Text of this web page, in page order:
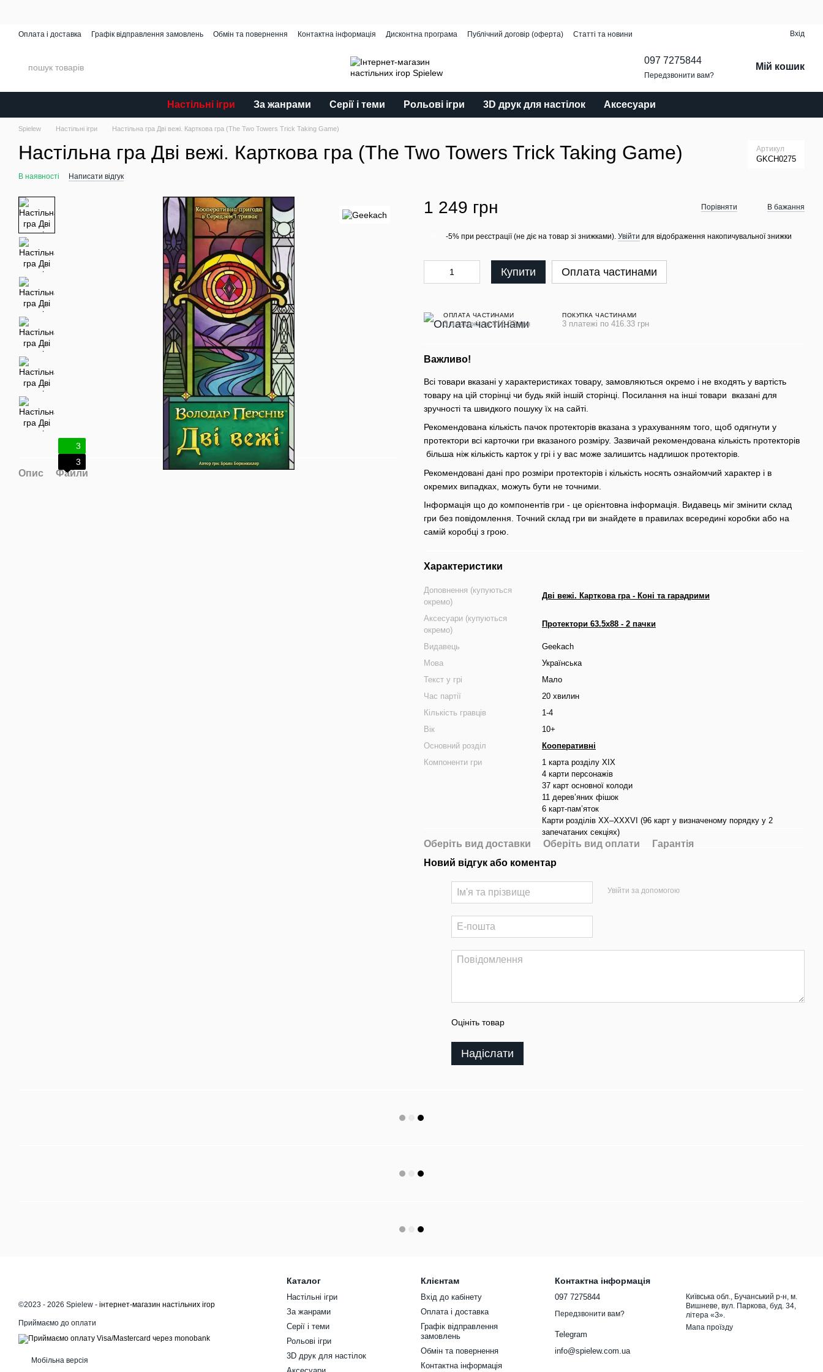
Оплата і доставка Графік відправлення замовлень Обмін та повернення Контактна інформація Дисконтна програма Публічний договір (оферта)
Статті та новини
Вхід
097 7275844
Передзвонити вам?
Мій кошик
Настільні ігри За жанрами Серії і теми Рольові ігри 3D друк для настілок Аксесуари
Spielew Настільні ігри Настільна гра Дві вежі. Карткова гра (The Two Towers Trick Taking Game)
Настільна гра Дві вежі. Карткова гра (The Two Towers Trick Taking Game) Артикул
GKCH0275
В наявності Написати відгук
3
3
Опис Файли
1 249 грн Порівняти В бажання
-5% при реєстрації (не діє на товар зі знижками). Увійти для відображення накопичувальної знижки
Купити Оплата частинами
ОПЛАТА ЧАСТИНАМИ
3 платежі по 416.33 грн
ПОКУПКА ЧАСТИНАМИ
3 платежі по 416.33 грн
Важливо!
Всі товари вказані у характеристиках товару, замовляються окремо і не входять у вартість
товару на цій сторінці чи будь якій іншій сторінці. Посилання на інші товари вказані для
зручності та швидкого пошуку їх на сайті.
Рекомендована кількість пачок протекторів вказана з урахуванням того, щоб одягнути у
протектори всі карточки гри вказаного розміру. Зазвичай рекомендована кількість протекторів
більша ніж кількість карток у грі і у вас може залишитсь надлишок протекторів.
Рекомендовані дані про розміри протекторів і кількість носять ознайомчий характер і в
окремих випадках, можуть бути не точними.
Інформація що до компонентів гри - це орієнтовна інформація. Видавець міг змінити склад
гри без повідомлення. Точний склад гри ви знайдете в правилах всередині коробки або на
самій коробці з грою.
Характеристики
Доповнення (купуються
окремо)
Дві вежі. Карткова гра - Коні та гарадрими
Аксесуари (купуються
окремо)
Протектори 63.5x88 - 2 пачки
Видавець
Geekach
Мова
Українська
Текст у грі
Мало
Час партії
20 хвилин
Кількість гравців
1-4
Вік
10+
Основний розділ
Кооперативні
Компоненти гри
1 карта розділу ХІХ
4 карти персонажів
37 карт основної колоди
11 дерев’яних фішок
6 карт-пам’яток
Карти розділів ХХ–XХХVI (96 карт у визначеному порядку у 2
запечатаних секціях)
Оберіть вид доставки Оберіть вид оплати
Гарантія
Новий відгук або коментар
Увійти за допомогою
Оцініть товар
Надіслати
©2023 - 2026 Spielew - інтернет-магазин настільних ігор
Приймаємо до оплати
Мобільна версія
Каталог
Настільні ігри
За жанрами
Серії і теми
Рольові ігри
3D друк для настілок
Клієнтам
Вхід до кабінету
Оплата і доставка
Графік відправлення
замовлень
Обмін та повернення
Контактна інформація
Контактна інформація
097 7275844
Передзвонити вам?
Telegram
info@spielew.com.ua
Київська обл., Бучанський р-н, м.
Вишневе, вул. Паркова, буд. 34,
літера «З».
Мапа проїзду